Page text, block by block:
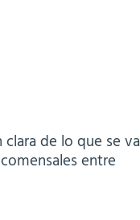
de lo que se va
entre